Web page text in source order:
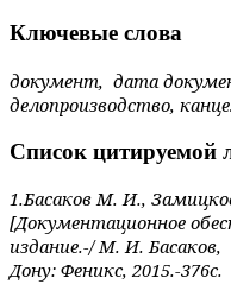
Ключевые слова
документ, дата
делопроизводство,
Список цитируемой
1.Басаков М. И.,
[Документационное
издание.-/ М. И.
Дону: Феникс, 2015.-376с.